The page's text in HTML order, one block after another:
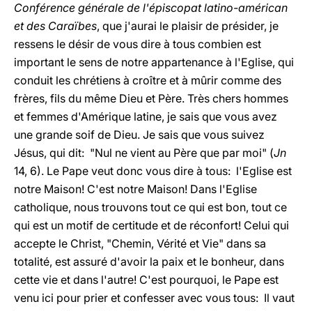
Conférence générale de l'épiscopat latino-américan
et des Caraïbes, que j'aurai le plaisir de présider, je
ressens le désir de vous dire à tous combien est
important le sens de notre appartenance à l'Eglise, qui
conduit les chrétiens à croître et à mûrir comme des
frères, fils du même Dieu et Père. Très chers hommes
et femmes d'Amérique latine, je sais que vous avez
une grande soif de Dieu. Je sais que vous suivez
Jésus, qui dit: "Nul ne vient au Père que par moi" (Jn
14, 6). Le Pape veut donc vous dire à tous: l'Eglise est
notre Maison! C'est notre Maison! Dans l'Eglise
catholique, nous trouvons tout ce qui est bon, tout ce
qui est un motif de certitude et de réconfort! Celui qui
accepte le Christ, "Chemin, Vérité et Vie" dans sa
totalité, est assuré d'avoir la paix et le bonheur, dans
cette vie et dans l'autre! C'est pourquoi, le Pape est
venu ici pour prier et confesser avec vous tous: Il vaut